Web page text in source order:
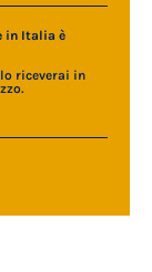
in Italia è
riceverai in